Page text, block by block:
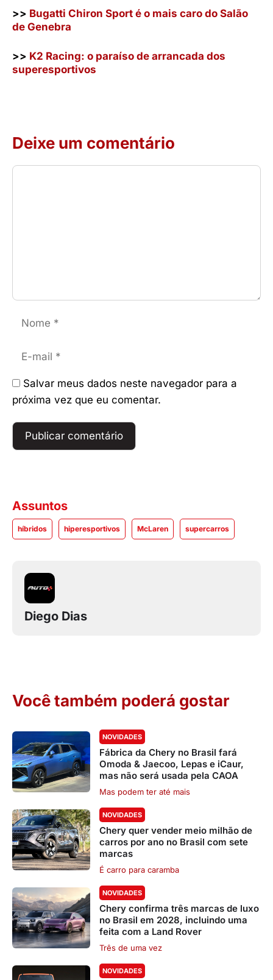
>> Bugatti Chiron Sport é o mais caro do Salão
de Genebra
>> K2 Racing: o paraíso de arrancada dos
superesportivos
Deixe um comentário
Comentário
mail
Salvar meus dados neste navegador para a
próxima vez que eu comentar.
Assuntos
híbridos hiperesportivos McLaren supercarros
Diego Dias
Você também poderá gostar
NOVIDADES
Fábrica da Chery no Brasil fará
Omoda & Jaecoo, Lepas e iCaur,
mas não será usada pela CAOA
Mas podem ter até mais
NOVIDADES
Chery quer vender meio milhão de
carros por ano no Brasil com sete
marcas
É carro para caramba
NOVIDADES
Chery confirma três marcas de luxo
no Brasil em 2028, incluindo uma
feita com a Land Rover
Três de uma vez
NOVIDADES